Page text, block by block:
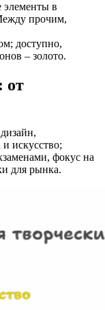
элементы в
прочим,
доступно,
– золото.
от
искусство;
фокус на
для рынка.